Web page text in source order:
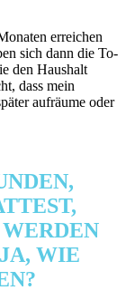
erreichen
sich dann die To-
den Haushalt
dass mein
aufräume oder
WIE